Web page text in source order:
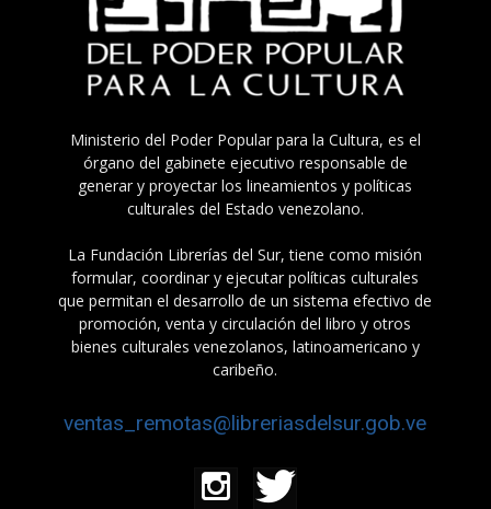
Ministerio del Poder Popular para la Cultura, es el
órgano del gabinete ejecutivo responsable de
generar y proyectar los lineamientos y políticas
culturales del Estado venezolano.
La Fundación Librerías del Sur, tiene como misión
formular, coordinar y ejecutar políticas culturales
que permitan el desarrollo de un sistema efectivo de
promoción, venta y circulación del libro y otros
bienes culturales venezolanos, latinoamericano y
caribeño.
ventas_remotas@libreriasdelsur.gob.ve